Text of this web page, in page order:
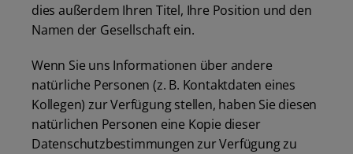
dies außerdem Ihren Titel, Ihre Position und den
Namen der Gesellschaft ein.
Wenn Sie uns Informationen über andere
natürliche Personen (z. B. Kontaktdaten eines
Kollegen) zur Verfügung stellen, haben Sie diesen
natürlichen Personen eine Kopie dieser
Datenschutzbestimmungen zur Verfügung zu